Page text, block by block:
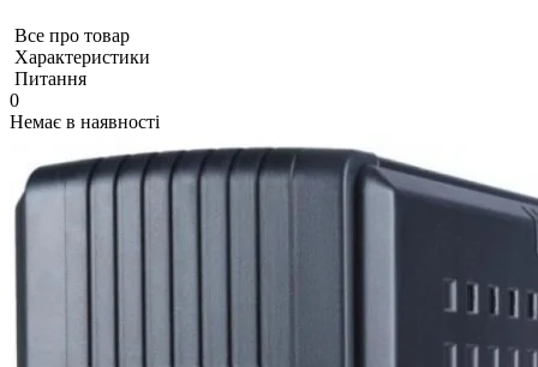
Все про товар
Характеристики
Питання
0
Немає в наявності